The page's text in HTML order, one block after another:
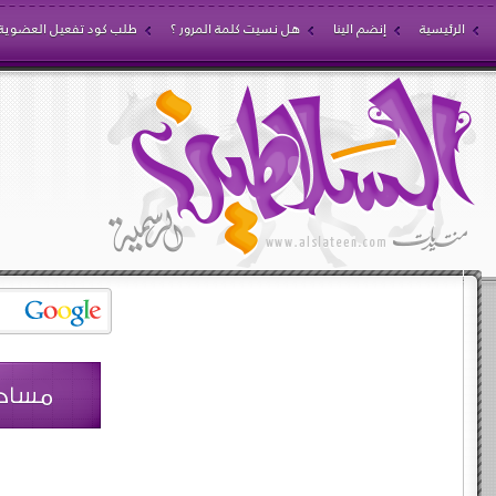
الرئيسية إنضم الينا هل نسيت كلمة المرور ؟ طلب كود تفعيل